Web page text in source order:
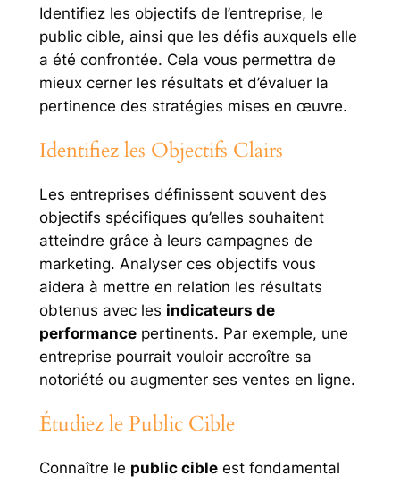
Identifiez les objectifs de l’entreprise, le
public cible, ainsi que les défis auxquels elle
a été confrontée. Cela vous permettra de
mieux cerner les résultats et d’évaluer la
pertinence des stratégies mises en œuvre.
Identifiez les Objectifs Clairs
Les entreprises définissent souvent des
objectifs spécifiques qu’elles souhaitent
atteindre grâce à leurs campagnes de
marketing. Analyser ces objectifs vous
aidera à mettre en relation les résultats
obtenus avec les indicateurs de
performancepertinents. Par exemple, une
entreprise pourrait vouloir accroître sa
notoriété ou augmenter ses ventes en ligne.
Étudiez le Public Cible
Connaître le public cibleest fondamental